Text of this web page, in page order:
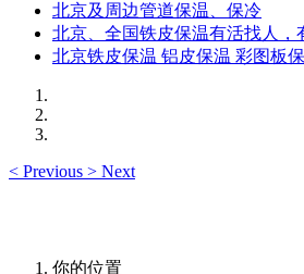
北京及周边管道保温、保冷
北京、全国铁皮保温有活找人，
北京铁皮保温 铝皮保温 彩图板
< Previous > Next
你的位置